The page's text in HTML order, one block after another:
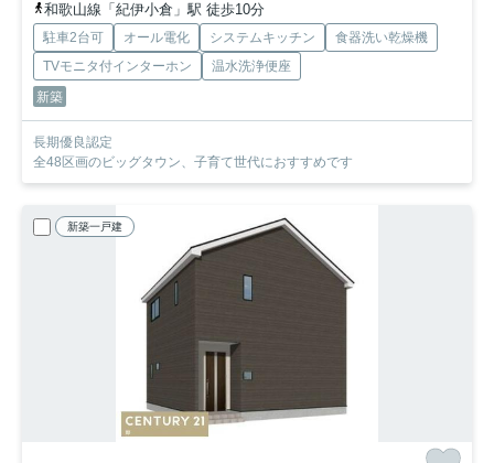
和歌山線「紀伊小倉」駅 徒歩10分
駐車2台可 オール電化 システムキッチン
食器洗い乾燥機
TVモニタ付インターホン
温水洗浄便座
新築
長期優良認定
全48区画のビッグタウン、子育て世代におすすめです
新築一戸建